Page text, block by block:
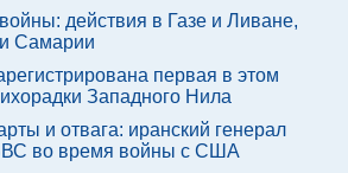
действия в Газе и Ливане,
Самарии
первая в этом
Западного Нила
и отвага: иранский генерал
во время войны с США